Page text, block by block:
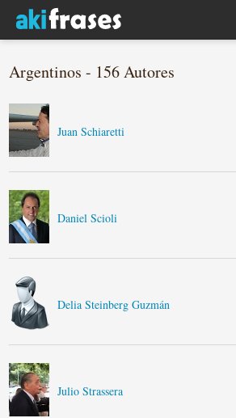
Argentinos - 156 Autores
Juan Schiaretti
Daniel Scioli
Delia Steinberg Guzmán
Julio Strassera